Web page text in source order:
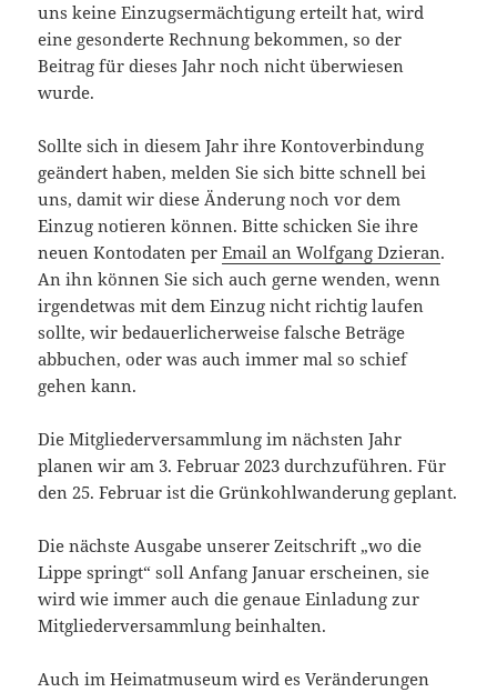
uns keine Einzugsermächtigung erteilt hat, wird
eine gesonderte Rechnung bekommen, so der
Beitrag für dieses Jahr noch nicht überwiesen
wurde.
Sollte sich in diesem Jahr ihre Kontoverbindung
geändert haben, melden Sie sich bitte schnell bei
uns, damit wir diese Änderung noch vor dem
Einzug notieren können. Bitte schicken Sie ihre
neuen Kontodaten perEmail an Wolfgang Dzieran.
An ihn können Sie sich auch gerne wenden, wenn
irgendetwas mit dem Einzug nicht richtig laufen
sollte, wir bedauerlicherweise falsche Beträge
abbuchen, oder was auch immer mal so schief
gehen kann.
Die Mitgliederversammlung im nächsten Jahr
planen wir am 3. Februar 2023 durchzuführen. Für
den 25. Februar ist die Grünkohlwanderung geplant.
Die nächste Ausgabe unserer Zeitschrift „wo die
Lippe springt“ soll Anfang Januar erscheinen, sie
wird wie immer auch die genaue Einladung zur
Mitgliederversammlung beinhalten.
Auch im Heimatmuseum wird es Veränderungen